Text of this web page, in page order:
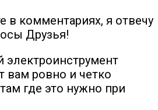
в комментариях, я отвечу
Друзья!
электроинструмент
вам ровно и четко
где это нужно при